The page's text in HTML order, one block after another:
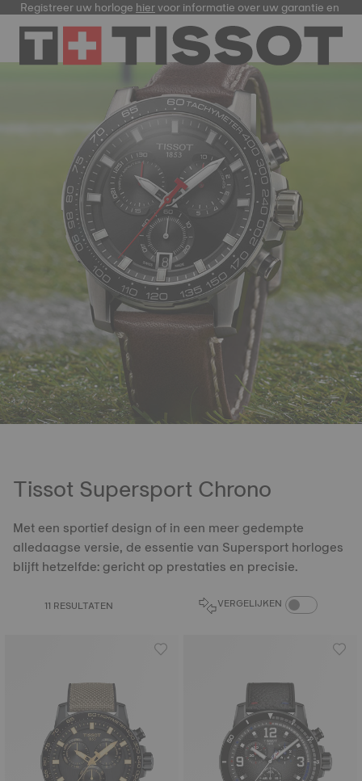
Registreer uw horlogehiervoor informatie over uw garantie en
Tissot Supersport Chrono
Met een sportief design of in een meer gedempte
alledaagse versie, de essentie van Supersport horloges
blijft hetzelfde: gericht op prestaties en precisie.
11 RESULTATEN VERGELIJKEN COMPARE